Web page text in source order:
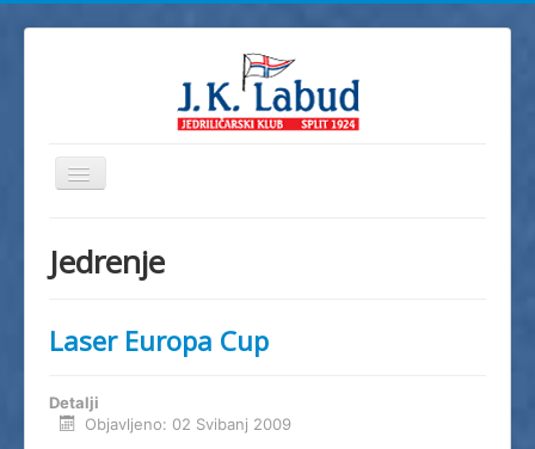
Prikaz/Sakrivanje
JK Labud
Regate
Foto
Jedrenje
Laser Europa Cup
Detalji
Objavljeno: 02 Svibanj 2009